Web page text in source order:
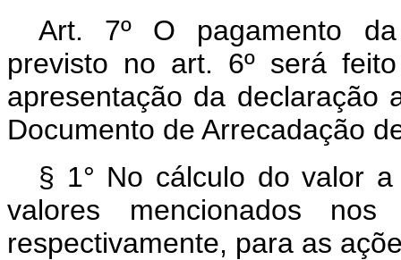
Art. 7º O pagamento
previsto no art. 6º será
apresentação da declaração
Documento de Arrecadação
§ 1° No cálculo do valor
valores mencionados
respectivamente, para as